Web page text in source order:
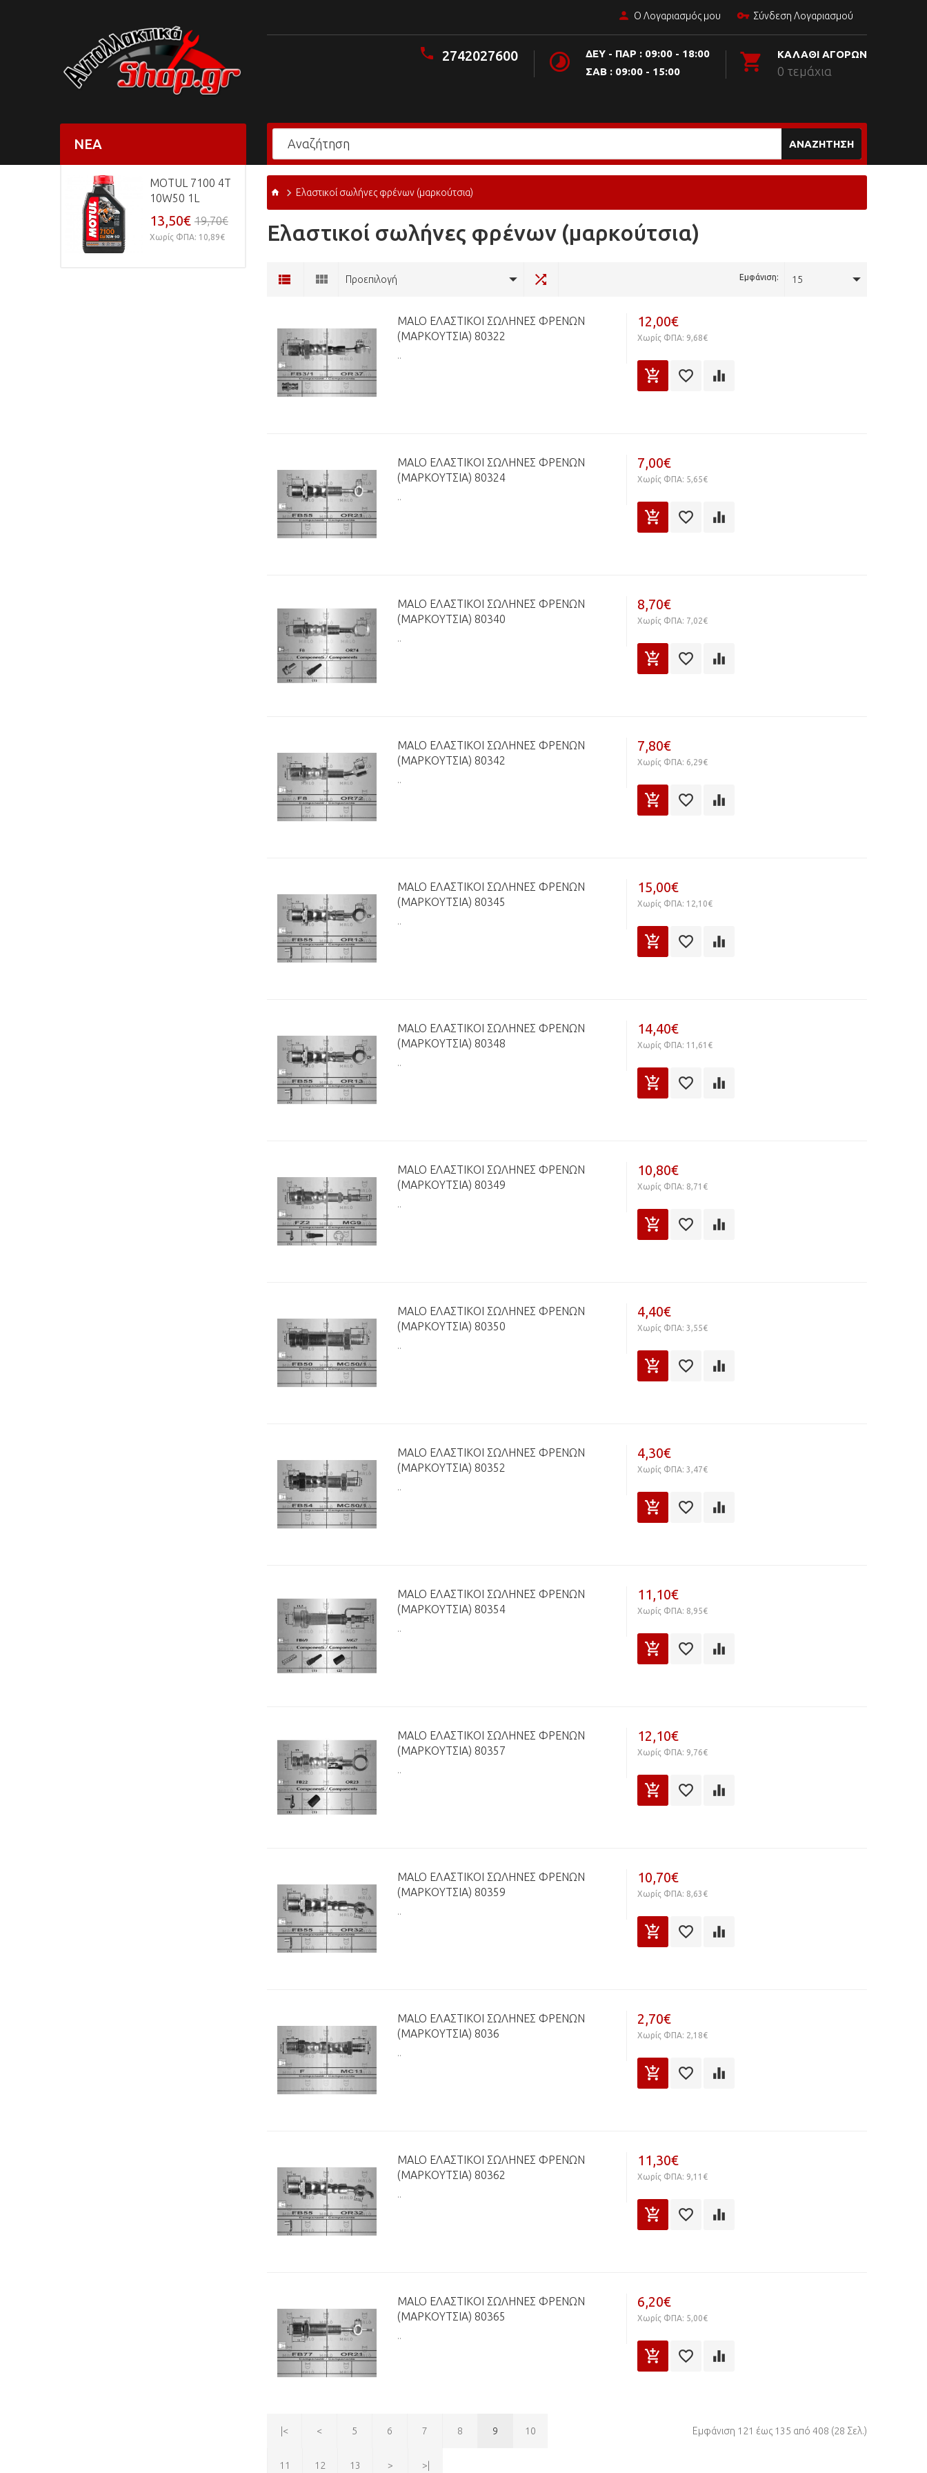
Ο Λογαριασμός μου Σύνδεση Λογαριασμού
ΚΑΛΆΘΙ ΑΓΟΡΏΝ
0 τεμάχια
ΔΕΥ - ΠΑΡ : 09:00 - 18:00
ΣΑΒ : 09:00 - 15:00
2742027600
ΑΝΑΖΉΤΗΣΗ
ΝΈΑ
MOTUL 7100 4T
10W50 1L
13,50€ 19,70€
Χωρίς ΦΠΑ: 10,89€
Ελαστικοί σωλήνες φρένων (μαρκούτσια)
Ελαστικοί σωλήνες φρένων (μαρκούτσια)
Προεπιλογή Εμφάνιση: 15
MALO ΕΛΑΣΤΙΚΟΊ ΣΩΛΉΝΕΣ ΦΡΈΝΩΝ
(ΜΑΡΚΟΎΤΣΙΑ) 80322
..
12,00€
Χωρίς ΦΠΑ: 9,68€
MALO ΕΛΑΣΤΙΚΟΊ ΣΩΛΉΝΕΣ ΦΡΈΝΩΝ
(ΜΑΡΚΟΎΤΣΙΑ) 80324
..
7,00€
Χωρίς ΦΠΑ: 5,65€
MALO ΕΛΑΣΤΙΚΟΊ ΣΩΛΉΝΕΣ ΦΡΈΝΩΝ
(ΜΑΡΚΟΎΤΣΙΑ) 80340
..
8,70€
Χωρίς ΦΠΑ: 7,02€
MALO ΕΛΑΣΤΙΚΟΊ ΣΩΛΉΝΕΣ ΦΡΈΝΩΝ
(ΜΑΡΚΟΎΤΣΙΑ) 80342
..
7,80€
Χωρίς ΦΠΑ: 6,29€
MALO ΕΛΑΣΤΙΚΟΊ ΣΩΛΉΝΕΣ ΦΡΈΝΩΝ
(ΜΑΡΚΟΎΤΣΙΑ) 80345
..
15,00€
Χωρίς ΦΠΑ: 12,10€
MALO ΕΛΑΣΤΙΚΟΊ ΣΩΛΉΝΕΣ ΦΡΈΝΩΝ
(ΜΑΡΚΟΎΤΣΙΑ) 80348
..
14,40€
Χωρίς ΦΠΑ: 11,61€
MALO ΕΛΑΣΤΙΚΟΊ ΣΩΛΉΝΕΣ ΦΡΈΝΩΝ
(ΜΑΡΚΟΎΤΣΙΑ) 80349
..
10,80€
Χωρίς ΦΠΑ: 8,71€
MALO ΕΛΑΣΤΙΚΟΊ ΣΩΛΉΝΕΣ ΦΡΈΝΩΝ
(ΜΑΡΚΟΎΤΣΙΑ) 80350
..
4,40€
Χωρίς ΦΠΑ: 3,55€
MALO ΕΛΑΣΤΙΚΟΊ ΣΩΛΉΝΕΣ ΦΡΈΝΩΝ
(ΜΑΡΚΟΎΤΣΙΑ) 80352
..
4,30€
Χωρίς ΦΠΑ: 3,47€
MALO ΕΛΑΣΤΙΚΟΊ ΣΩΛΉΝΕΣ ΦΡΈΝΩΝ
(ΜΑΡΚΟΎΤΣΙΑ) 80354
..
11,10€
Χωρίς ΦΠΑ: 8,95€
MALO ΕΛΑΣΤΙΚΟΊ ΣΩΛΉΝΕΣ ΦΡΈΝΩΝ
(ΜΑΡΚΟΎΤΣΙΑ) 80357
..
12,10€
Χωρίς ΦΠΑ: 9,76€
MALO ΕΛΑΣΤΙΚΟΊ ΣΩΛΉΝΕΣ ΦΡΈΝΩΝ
(ΜΑΡΚΟΎΤΣΙΑ) 80359
..
10,70€
Χωρίς ΦΠΑ: 8,63€
MALO ΕΛΑΣΤΙΚΟΊ ΣΩΛΉΝΕΣ ΦΡΈΝΩΝ
(ΜΑΡΚΟΎΤΣΙΑ) 8036
..
2,70€
Χωρίς ΦΠΑ: 2,18€
MALO ΕΛΑΣΤΙΚΟΊ ΣΩΛΉΝΕΣ ΦΡΈΝΩΝ
(ΜΑΡΚΟΎΤΣΙΑ) 80362
..
11,30€
Χωρίς ΦΠΑ: 9,11€
MALO ΕΛΑΣΤΙΚΟΊ ΣΩΛΉΝΕΣ ΦΡΈΝΩΝ
(ΜΑΡΚΟΎΤΣΙΑ) 80365
..
6,20€
Χωρίς ΦΠΑ: 5,00€
|< < 5 6 7 8 9 10
11 12 13 > >|
Εμφάνιση 121 έως 135 από 408 (28 Σελ.)